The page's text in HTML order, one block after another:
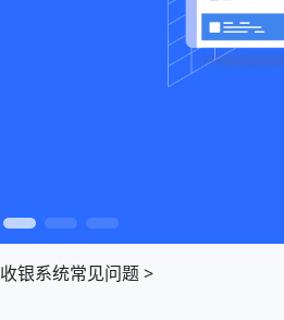
收银系统常见问题>